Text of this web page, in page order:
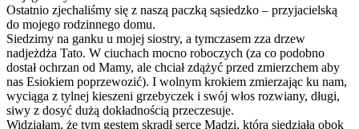
Ostatnio zjechaliśmy się z naszą paczką sąsiedzko – przyjacielską
do mojego rodzinnego domu.
Siedzimy na ganku u mojej siostry, a tymczasem zza drzew
nadjeżdża Tato. W ciuchach mocno roboczych (za co podobno
dostał ochrzan od Mamy, ale chciał zdążyć przed zmierzchem aby
nas Esiokiem poprzewozić). I wolnym krokiem zmierzając ku nam,
wyciąga z tylnej kieszeni grzebyczek i swój włos rozwiany, długi,
siwy z dosyć dużą dokładnością przeczesuje.
Widziałam, że tym gestem skradł serce Madzi, która siedziała obok